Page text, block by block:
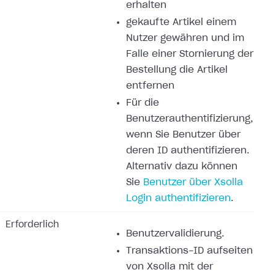
erhalten
gekaufte Artikel einem
Nutzer gewähren und im
Falle einer Stornierung der
Bestellung die Artikel
entfernen
Für die
Benutzerauthentifizierung,
wenn Sie Benutzer über
deren ID authentifizieren.
Alternativ dazu können
Sie Benutzer über Xsolla
Login authentifizieren.
Erforderlich
Benutzervalidierung.
Transaktions-ID aufseiten
von Xsolla mit der